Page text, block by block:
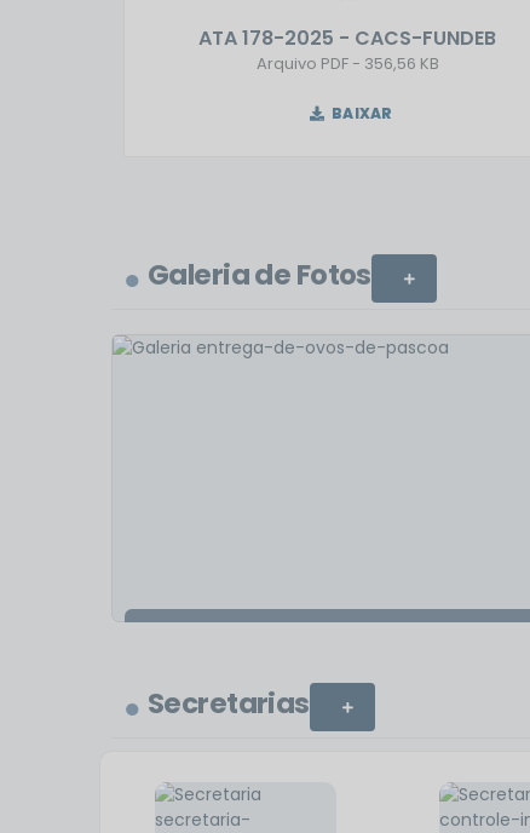
ATA 178-2025 - CACS-FUNDEB
PDF 356,56 KB
BAIXAR
Galeria de Fotos
Entrega de Ovos de Páscoa
VER MAIS
Secretarias